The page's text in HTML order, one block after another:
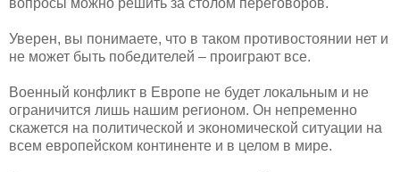
Уверен, вы понимаете, что в таком противостоянии нет и
не может быть победителей – проиграют все.
Военный конфликт в Европе не будет локальным и не
ограничится лишь нашим регионом. Он непременно
скажется на политической и экономической ситуации на
всем европейском континенте и в целом в мире.